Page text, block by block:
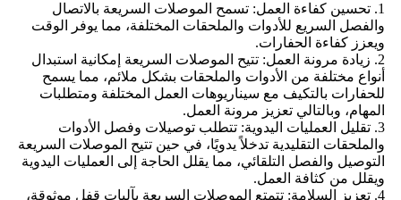
1. تحسين كفاءة العمل: تسمح الموصلات السريعة بالاتصال
والفصل السريع للأدوات والملحقات المختلفة، مما يوفر الوقت
ويعزز كفاءة الحفارات.
2. زيادة مرونة العمل: تتيح الموصلات السريعة إمكانية استبدال
أنواع مختلفة من الأدوات والملحقات بشكل ملائم، مما يسمح
للحفارات بالتكيف مع سيناريوهات العمل المختلفة ومتطلبات
المهام، وبالتالي تعزيز مرونة العمل.
3. تقليل العمليات اليدوية: تتطلب توصيلات وفصل الأدوات
والملحقات التقليدية تدخلاً يدويًا، في حين تتيح الموصلات السريعة
التوصيل والفصل التلقائي، مما يقلل الحاجة إلى العمليات اليدوية
ويقلل من كثافة العمل.
4. تعزيز السلامة: تتمتع الموصلات السريعة بآليات قفل موثوقة،